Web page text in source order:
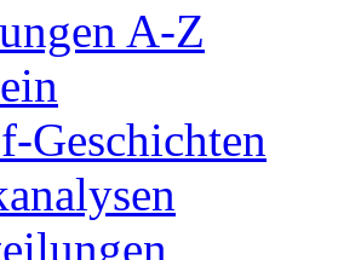
A-Z
Geschichten